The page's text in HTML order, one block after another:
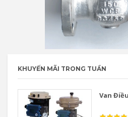
KHUYẾN MÃI TRONG TUẦN
Van